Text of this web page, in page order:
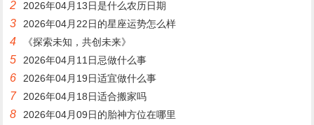
2 2026年04月13日是什么农历日期
3 2026年04月22日的星座运势怎么样
4 《探索未知，共创未来》
5 2026年04月11日忌做什么事
6 2026年04月19日适宜做什么事
7 2026年04月18日适合搬家吗
8 2026年04月09日的胎神方位在哪里